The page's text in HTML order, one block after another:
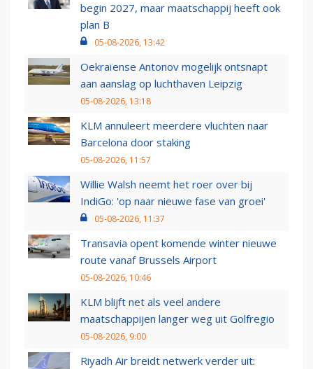
begin 2027, maar maatschappij heeft ook
plan B
05-08-2026, 13:42
Oekraïense Antonov mogelijk ontsnapt
aan aanslag op luchthaven Leipzig
05-08-2026, 13:18
KLM annuleert meerdere vluchten naar
Barcelona door staking
05-08-2026, 11:57
Willie Walsh neemt het roer over bij
IndiGo: 'op naar nieuwe fase van groei'
05-08-2026, 11:37
Transavia opent komende winter nieuwe
route vanaf Brussels Airport
05-08-2026, 10:46
KLM blijft net als veel andere
maatschappijen langer weg uit Golfregio
05-08-2026, 9:00
Riyadh Air breidt netwerk verder uit: